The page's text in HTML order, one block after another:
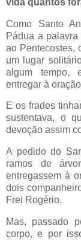
Como Santo
Pádua a
ao Pentecostes,
um lugar
algum tempo,
entregar à
E os frades
sustentava, o
devoção assim
A pedido do
ramos de
entregassem à
dois
Frei Rogério.
Mas, passado
corpo, e por